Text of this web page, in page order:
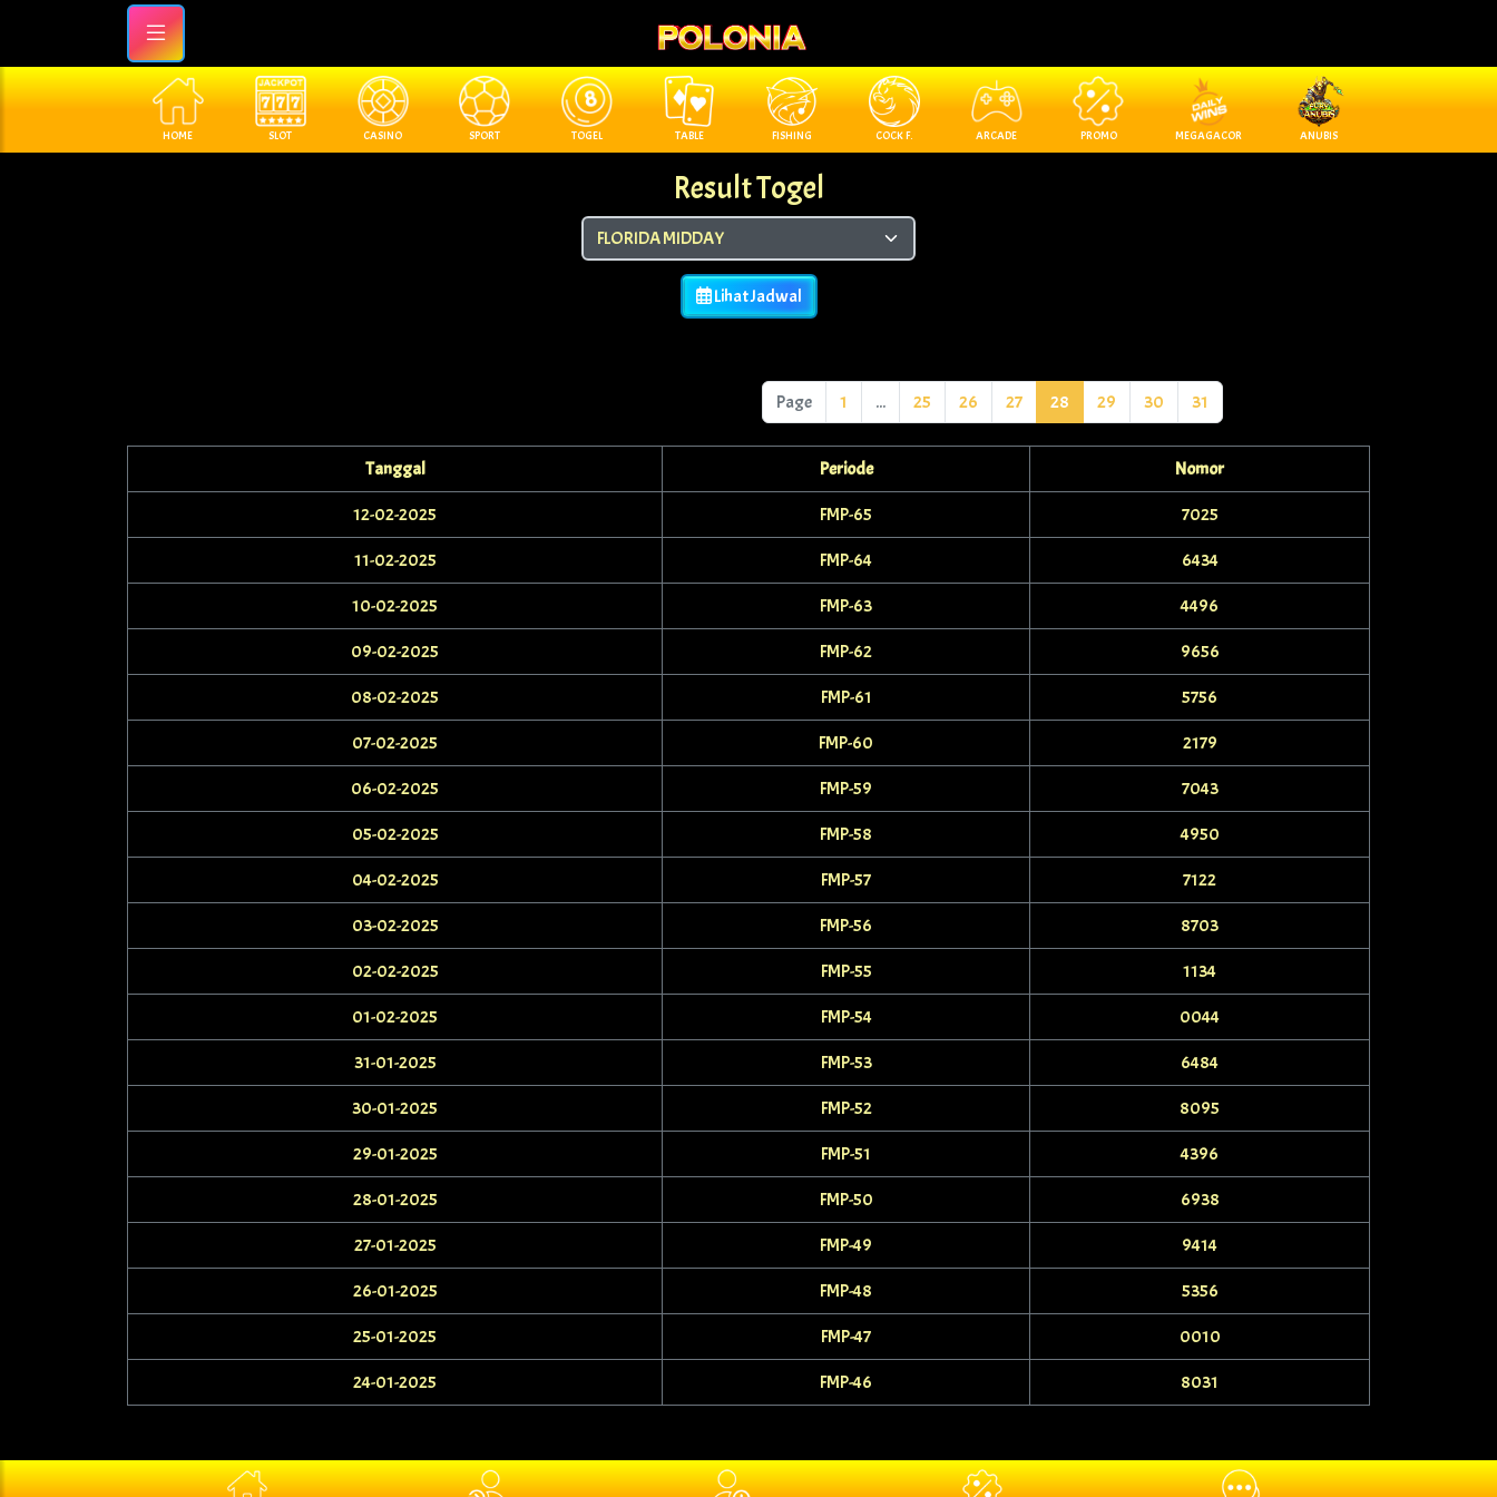
HOME SLOT CASINO SPORT TOGEL TABLE FISHING COCK F. ARCADE PROMO MEGAGACOR ANUBIS
Result Togel
Lihat Jadwal
Page 1 ... 25 26 27 28 29 30 31
Tanggal Periode Nomor
12-02-2025 FMP-65 7025
11-02-2025 FMP-64 6434
10-02-2025 FMP-63 4496
09-02-2025 FMP-62 9656
08-02-2025 FMP-61 5756
07-02-2025 FMP-60 2179
06-02-2025 FMP-59 7043
05-02-2025 FMP-58 4950
04-02-2025 FMP-57 7122
03-02-2025 FMP-56 8703
02-02-2025 FMP-55 1134
01-02-2025 FMP-54 0044
31-01-2025 FMP-53 6484
30-01-2025 FMP-52 8095
29-01-2025 FMP-51 4396
28-01-2025 FMP-50 6938
27-01-2025 FMP-49 9414
26-01-2025 FMP-48 5356
25-01-2025 FMP-47 0010
24-01-2025 FMP-46 8031